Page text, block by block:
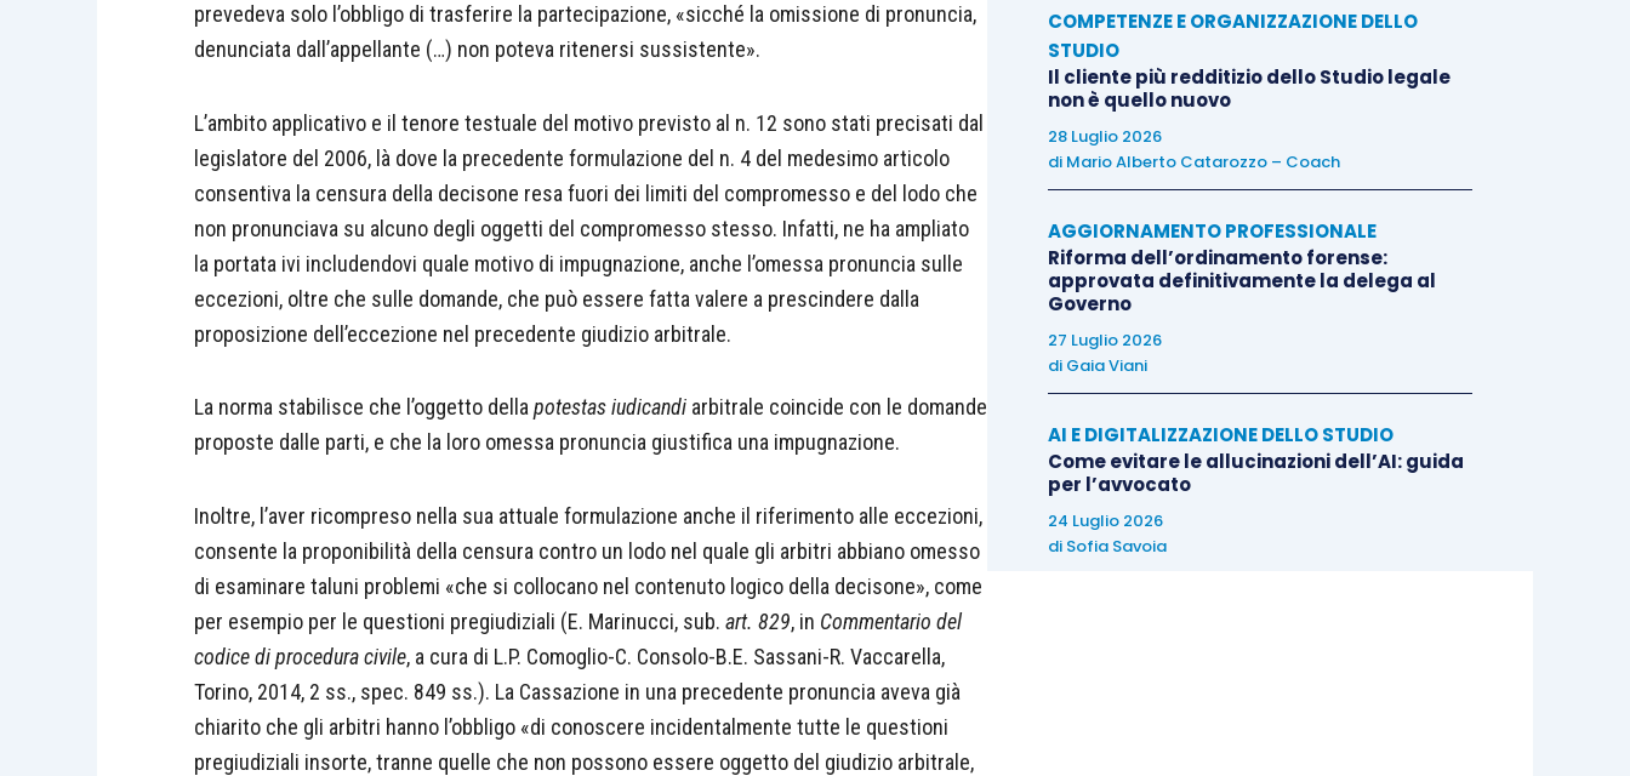
prevedeva solo l’obbligo di trasferire la partecipazione, «sicché la omissione di pronuncia,
denunciata dall’appellante (…) non poteva ritenersi sussistente».
L’ambito applicativo e il tenore testuale del motivo previsto al n. 12 sono stati precisati dal
legislatore del 2006, là dove la precedente formulazione del n. 4 del medesimo articolo
consentiva la censura della decisone resa fuori dei limiti del compromesso e del lodo che
non pronunciava su alcuno degli oggetti del compromesso stesso. Infatti, ne ha ampliato
la portata ivi includendovi quale motivo di impugnazione, anche l’omessa pronuncia sulle
eccezioni, oltre che sulle domande, che può essere fatta valere a prescindere dalla
proposizione dell’eccezione nel precedente giudizio arbitrale.
La norma stabilisce che l’oggetto della potestas iudicandi arbitrale coincide con le domande
proposte dalle parti, e che la loro omessa pronuncia giustifica una impugnazione.
Inoltre, l’aver ricompreso nella sua attuale formulazione anche il riferimento alle eccezioni,
consente la proponibilità della censura contro un lodo nel quale gli arbitri abbiano omesso
di esaminare taluni problemi «che si collocano nel contenuto logico della decisone», come
per esempio per le questioni pregiudiziali (E. Marinucci, sub. art. 829, in Commentario del
codice di procedura civile, a cura di L.P. Comoglio-C. Consolo-B.E. Sassani-R. Vaccarella,
Torino, 2014, 2 ss., spec. 849 ss.). La Cassazione in una precedente pronuncia aveva già
chiarito che gli arbitri hanno l’obbligo «di conoscere incidentalmente tutte le questioni
pregiudiziali insorte, tranne quelle che non possono essere oggetto del giudizio arbitrale,
COMPETENZE E ORGANIZZAZIONE DELLO
STUDIO
Il cliente più redditizio dello Studio legale
non è quello nuovo
28 Luglio 2026
di Mario Alberto Catarozzo – Coach
AGGIORNAMENTO PROFESSIONALE
Riforma dell’ordinamento forense:
approvata definitivamente la delega al
Governo
27 Luglio 2026
di Gaia Viani
AI E DIGITALIZZAZIONE DELLO STUDIO
Come evitare le allucinazioni dell’AI: guida
per l’avvocato
24 Luglio 2026
di Sofia Savoia